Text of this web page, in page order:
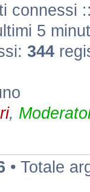
connessi
5
344
,
• Totale